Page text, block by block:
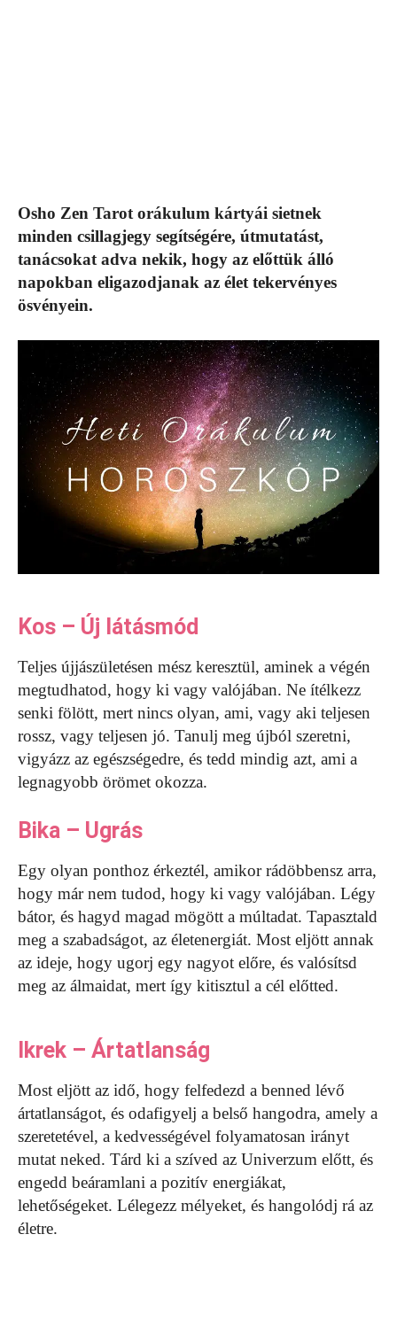
Osho Zen Tarot orákulum kártyái sietnek
minden csillagjegy segítségére, útmutatást,
tanácsokat adva nekik, hogy az előttük álló
napokban eligazodjanak az élet tekervényes
ösvényein.
Kos – Új látásmód
Teljes újjászületésen mész keresztül, aminek a végén
megtudhatod, hogy ki vagy valójában. Ne ítélkezz
senki fölött, mert nincs olyan, ami, vagy aki teljesen
rossz, vagy teljesen jó. Tanulj meg újból szeretni,
vigyázz az egészségedre, és tedd mindig azt, ami a
legnagyobb örömet okozza.
Bika – Ugrás
Egy olyan ponthoz érkeztél, amikor rádöbbensz arra,
hogy már nem tudod, hogy ki vagy valójában. Légy
bátor, és hagyd magad mögött a múltadat. Tapasztald
meg a szabadságot, az életenergiát. Most eljött annak
az ideje, hogy ugorj egy nagyot előre, és valósítsd
meg az álmaidat, mert így kitisztul a cél előtted.
Ikrek – Ártatlanság
Most eljött az idő, hogy felfedezd a benned lévő
ártatlanságot, és odafigyelj a belső hangodra, amely a
szeretetével, a kedvességével folyamatosan irányt
mutat neked. Tárd ki a szíved az Univerzum előtt, és
engedd beáramlani a pozitív energiákat,
lehetőségeket. Lélegezz mélyeket, és hangolódj rá az
életre.